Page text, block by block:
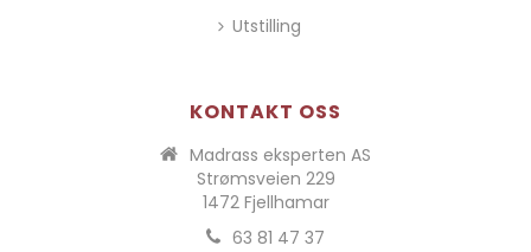
Utstilling
KONTAKT OSS
Madrass eksperten AS
Strømsveien 229
1472 Fjellhamar
63 81 47 37